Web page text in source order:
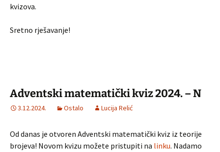
kvizova.
Sretno rješavanje!
Adventski matematički kviz 2024. – N
3.12.2024. Ostalo Lucija Relić
Od danas je otvoren Adventski matematički kviz iz teorije
brojeva! Novom kvizu možete pristupiti na linku. Nadamo